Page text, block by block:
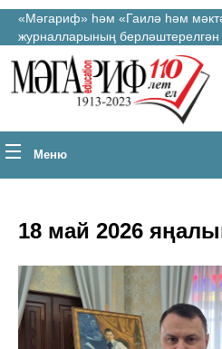
«Мәгариф» һәм «Гаилә һәм
журналларының берләштерелгән
Меню
18 май 2026